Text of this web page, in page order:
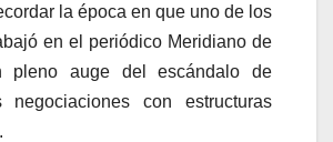
la época en que uno de los
en el periódico Meridiano de
pleno auge del escándalo de
con estructuras